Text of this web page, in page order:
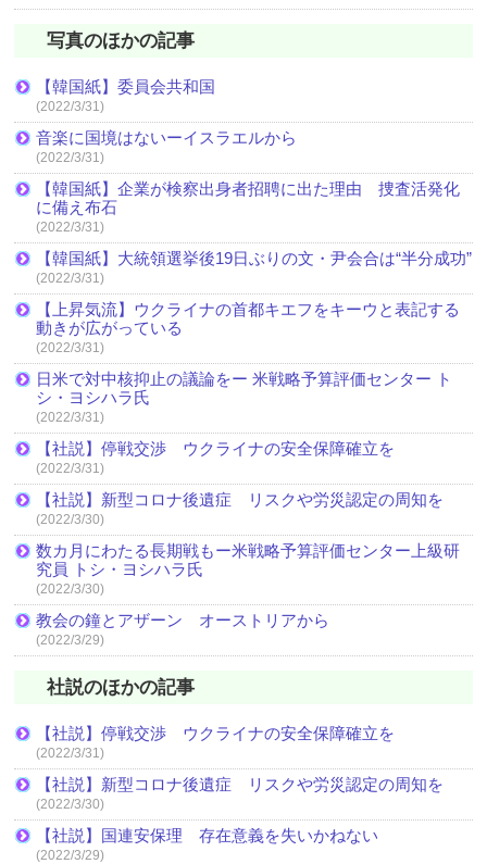
写真のほかの記事
【韓国紙】委員会共和国
(2022/3/31)
音楽に国境はないーイスラエルから
(2022/3/31)
【韓国紙】企業が検察出身者招聘に出た理由 捜査活発化
に備え布石
(2022/3/31)
【韓国紙】大統領選挙後19日ぶりの文・尹会合は“半分成功”
(2022/3/31)
【上昇気流】ウクライナの首都キエフをキーウと表記する
動きが広がっている
(2022/3/31)
日米で対中核抑止の議論をー 米戦略予算評価センター ト
シ・ヨシハラ氏
(2022/3/31)
【社説】停戦交渉 ウクライナの安全保障確立を
(2022/3/31)
【社説】新型コロナ後遺症 リスクや労災認定の周知を
(2022/3/30)
数カ月にわたる長期戦もー米戦略予算評価センター上級研
究員 トシ・ヨシハラ氏
(2022/3/30)
教会の鐘とアザーン オーストリアから
(2022/3/29)
社説のほかの記事
【社説】停戦交渉 ウクライナの安全保障確立を
(2022/3/31)
【社説】新型コロナ後遺症 リスクや労災認定の周知を
(2022/3/30)
【社説】国連安保理 存在意義を失いかねない
(2022/3/29)